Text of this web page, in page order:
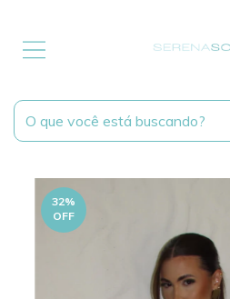
32%
OFF